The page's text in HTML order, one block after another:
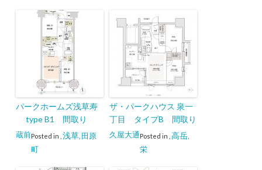
パークホームズ浅草寿
type B1 間取り
Posted in
蔵前 浅草, 田原
町
ザ・パークハウス 泉一
丁目 タイプB 間取り
Posted in
久屋大通 高岳,
栄